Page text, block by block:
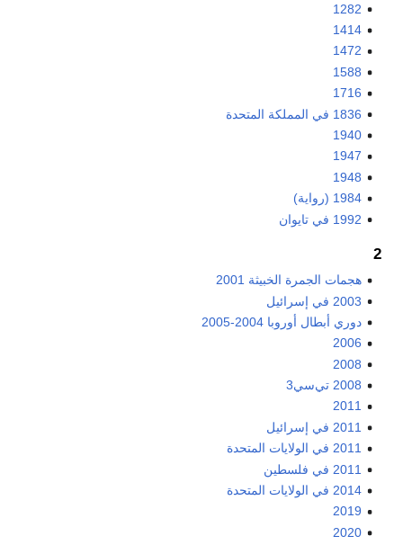
1282
1414
1472
1588
1716
1836 في المملكة المتحدة
1940
1947
1948
1984 (رواية)
1992 في تايوان
2
هجمات الجمرة الخبيثة 2001
2003 في إسرائيل
دوري أبطال أوروبا 2004-2005
2006
2008
2008 تي‌سي3
2011
2011 في إسرائيل
2011 في الولايات المتحدة
2011 في فلسطين
2014 في الولايات المتحدة
2019
2020